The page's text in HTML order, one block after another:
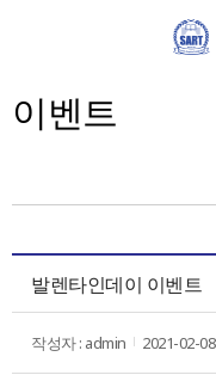
SART
이벤트
발렌타인데이 이벤트
작성자 : admin 2021-02-08